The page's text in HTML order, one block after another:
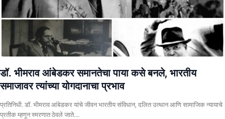
डॉ. भीमराव आंबेडकर समानतेचा पाया कसे बनले, भारतीय
समाजावर त्यांच्या योगदानाचा प्रभाव
प्रतिनिधी. ​डॉ. भीमराव आंबेडकर यांचे जीवन भारतीय संविधान, दलित उत्थान आणि सामाजिक न्यायाचे
प्रतीक म्हणून स्मरणात ठेवले जाते.…